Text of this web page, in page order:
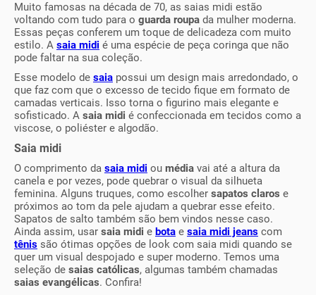
Muito famosas na década de 70, as saias midi estão
voltando com tudo para o guarda roupa da mulher moderna.
Essas peças conferem um toque de delicadeza com muito
estilo. A saia midi é uma espécie de peça coringa que não
pode faltar na sua coleção.
Esse modelo de saia possui um design mais arredondado, o
que faz com que o excesso de tecido fique em formato de
camadas verticais. Isso torna o figurino mais elegante e
sofisticado. A saia midi é confeccionada em tecidos como a
viscose, o poliéster e algodão.
Saia midi
O comprimento da saia midi ou média vai até a altura da
canela e por vezes, pode quebrar o visual da silhueta
feminina. Alguns truques, como escolher sapatos claros e
próximos ao tom da pele ajudam a quebrar esse efeito.
Sapatos de salto também são bem vindos nesse caso.
Ainda assim, usar saia midi e bota e saia midi jeans com
tênis são ótimas opções de look com saia midi quando se
quer um visual despojado e super moderno. Temos uma
seleção de saias católicas, algumas também chamadas
saias evangélicas. Confira!